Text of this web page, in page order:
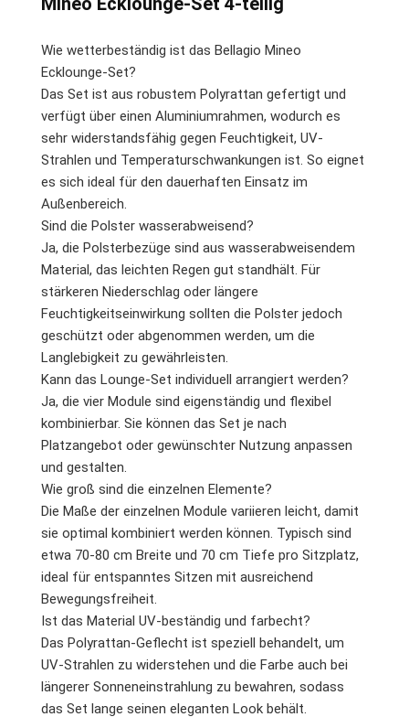
Wie wetterbeständig ist das Bellagio Mineo
Ecklounge-Set?
Das Set ist aus robustem Polyrattan gefertigt und
verfügt über einen Aluminiumrahmen, wodurch es
sehr widerstandsfähig gegen Feuchtigkeit, UV-
Strahlen und Temperaturschwankungen ist. So eignet
es sich ideal für den dauerhaften Einsatz im
Außenbereich.
Sind die Polster wasserabweisend?
Ja, die Polsterbezüge sind aus wasserabweisendem
Material, das leichten Regen gut standhält. Für
stärkeren Niederschlag oder längere
Feuchtigkeitseinwirkung sollten die Polster jedoch
geschützt oder abgenommen werden, um die
Langlebigkeit zu gewährleisten.
Kann das Lounge-Set individuell arrangiert werden?
Ja, die vier Module sind eigenständig und flexibel
kombinierbar. Sie können das Set je nach
Platzangebot oder gewünschter Nutzung anpassen
und gestalten.
Wie groß sind die einzelnen Elemente?
Die Maße der einzelnen Module variieren leicht, damit
sie optimal kombiniert werden können. Typisch sind
etwa 70-80 cm Breite und 70 cm Tiefe pro Sitzplatz,
ideal für entspanntes Sitzen mit ausreichend
Bewegungsfreiheit.
Ist das Material UV-beständig und farbecht?
Das Polyrattan-Geflecht ist speziell behandelt, um
UV-Strahlen zu widerstehen und die Farbe auch bei
längerer Sonneneinstrahlung zu bewahren, sodass
das Set lange seinen eleganten Look behält.